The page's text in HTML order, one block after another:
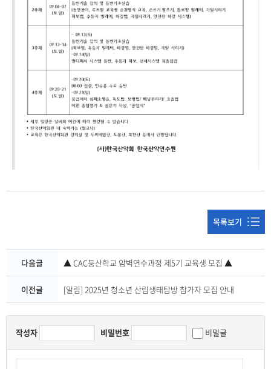
목록보기
다음글 ▲ CAC등산학교 암벽연수과정 제5기 교육생 모집 ▲
이전글 [알림] 2025년 청소년 산림생태탐방 참가자 모집 안내
작성자 비밀번호 비밀글